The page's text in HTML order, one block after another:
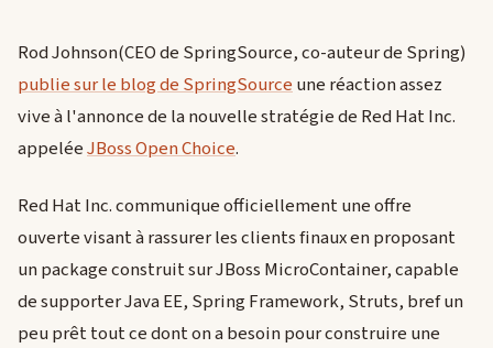
Rod Johnson(CEO de SpringSource, co-auteur de Spring)
publie sur le blog de SpringSourceune réaction assez
vive à l'annonce de la nouvelle stratégie de Red Hat Inc.
appeléeJBoss Open Choice.
Red Hat Inc. communique officiellement une offre
ouverte visant à rassurer les clients finaux en proposant
un package construit sur JBoss MicroContainer, capable
de supporter Java EE, Spring Framework, Struts, bref un
peu prêt tout ce dont on a besoin pour construire une